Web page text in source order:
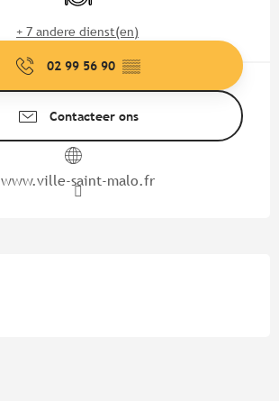
+ 7 andere dienst(en)
02 99 56 90 ▒▒
Contacteer ons
www.ville-saint-malo.fr